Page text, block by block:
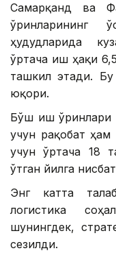
Самарқанд ва
ўринларининг
ҳудудларида
ўртача иш ҳақи
ташкил этади. Бу
юқори.
Бўш иш ўринлари
учун рақобат
учун ўртача 18
ўтган йилга
Энг катта
логистика
шунингдек,
сезилди.